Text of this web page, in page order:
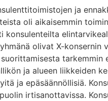
ja
oli aikaisemmin
olivat X-konsernin
tarkemmin
ja alueen liikkeiden
ja epäsäännöllisiä.
irtisanottavissa.